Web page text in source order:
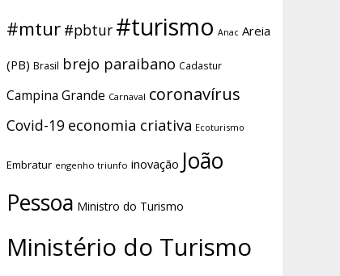
#mtur #pbtur #turismo Anac Areia
(PB) Brasil brejo paraibano Cadastur
Campina Grande Carnaval coronavírus
Covid-19 economia criativa Ecoturismo
Embratur engenho triunfo inovação João
Pessoa Ministro do Turismo
Ministério do Turismo